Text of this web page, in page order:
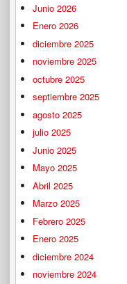
Junio 2026
Enero 2026
diciembre 2025
noviembre 2025
octubre 2025
septiembre 2025
agosto 2025
julio 2025
Junio 2025
Mayo 2025
Abril 2025
Marzo 2025
Febrero 2025
Enero 2025
diciembre 2024
noviembre 2024